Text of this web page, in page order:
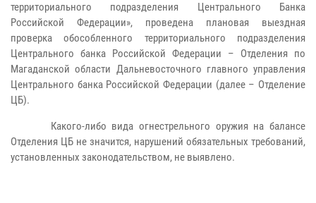
территориального подразделения Центрального Банка
Российской Федерации», проведена плановая выездная
проверка обособленного территориального подразделения
Центрального банка Российской Федерации – Отделения по
Магаданской области Дальневосточного главного управления
Центрального банка Российской Федерации (далее – Отделение
ЦБ).
Какого-либо вида огнестрельного оружия на балансе
Отделения ЦБ не значится, нарушений обязательных требований,
установленных законодательством, не выявлено.